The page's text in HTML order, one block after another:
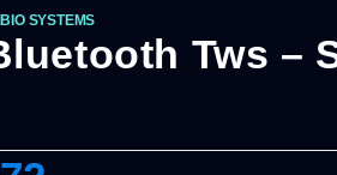
SYSTEMS
Tws –